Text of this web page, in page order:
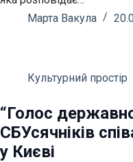
Марта Вакула
Культурний простір
“Голос
СБУсячніків
у Києві